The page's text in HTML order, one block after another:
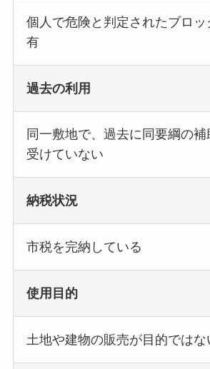
個人で危険と判定されたブロ
有
過去の利用
同一敷地で、過去に同要綱の
受けていない
納税状況
市税を完納している
使用目的
土地や建物の販売が目的ではな